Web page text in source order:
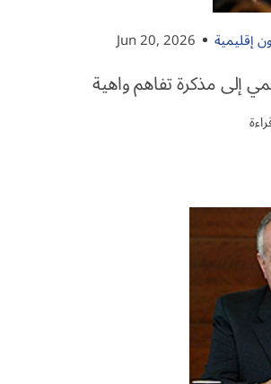
إقليمية Jun 20, 2026
إلى مذكرة تفاهم واهية